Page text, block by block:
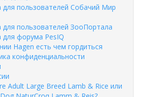
для пользователей Собачий Мир
для пользователей ЗооПортала
для форума PesIQ
Hagen есть чем гордиться
конфиденциальности
Adult Large Breed Lamb & Rice или